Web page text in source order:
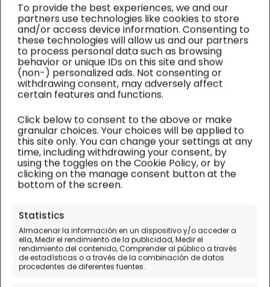
To provide the best experiences, we and our
partners use technologies like cookies to store
and/or access device information. Consenting to
these technologies will allow us and our partners
to process personal data such as browsing
behavior or unique IDs on this site and show
(non-) personalized ads. Not consenting or
withdrawing consent, may adversely affect
certain features and functions.
Click below to consent to the above or make
granular choices. Your choices will be applied to
this site only. You can change your settings at any
time, including withdrawing your consent, by
using the toggles on the Cookie Policy, or by
clicking on the manage consent button at the
bottom of the screen.
Statistics
Almacenar la información en un dispositivo y/o acceder a
ella, Medir el rendimiento de la publicidad, Medir el
rendimiento del contenido, Comprender al público a través
de estadísticas o a través de la combinación de datos
procedentes de diferentes fuentes.
7 curiosidades de
aeropuertos que hemos
"disfrutado"